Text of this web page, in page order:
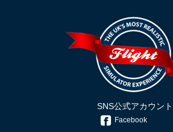
SNS公式アカウント
Facebook